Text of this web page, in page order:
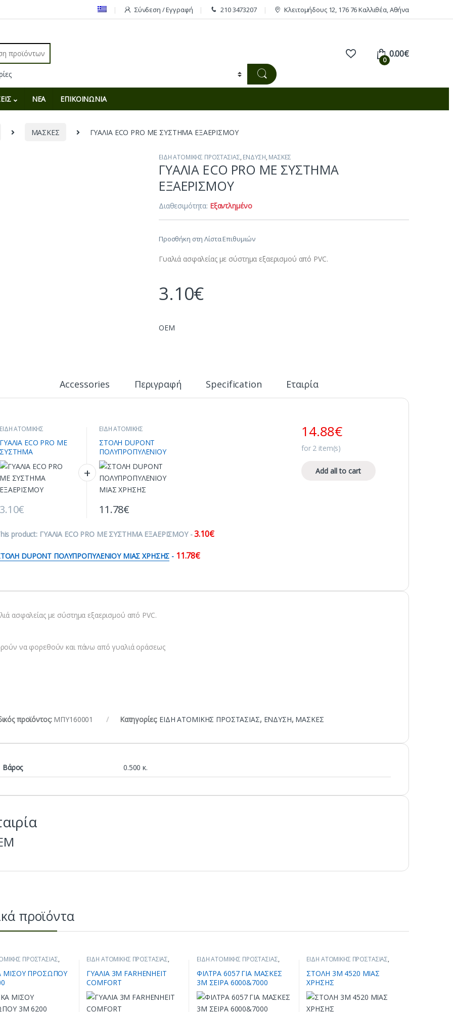
Σύνδεση / Εγγραφή 210 3473207 Κλειτομήδους 12, 176 76 Καλλιθέα, Αθήνα
0
0.00€
ΝΕΑ ΕΠΙΚΟΙΝΩΝΙΑ
ΜΑΣΚΕΣ ΓΥΑΛΙΑ ECO PRO ME ΣΥΣΤΗΜΑ ΕΞΑΕΡΙΣΜΟΥ
ΕΙΔΗ ΑΤΟΜΙΚΗΣ ΠΡΟΣΤΑΣΙΑΣ, ΕΝΔΥΣΗ, ΜΑΣΚΕΣ
ΓΥΑΛΙΑ ECO PRO ME ΣΥΣΤΗΜΑ
ΕΞΑΕΡΙΣΜΟΥ
Διαθεσιμότητα: Εξαντλημένο
Προσθήκη στη Λίστα Επιθυμιών
Γυαλιά ασφαλείας με σύστημα εξαερισμού από PVC.
3.10€
OEM
Accessories Περιγραφή Specification Εταιρία
ΕΙΔΗ ΑΤΟΜΙΚΗΣ
ΜΑΣΚΕΣ
ΓΥΑΛΙΑ ECO PRO ME
ΣΥΣΤΗΜΑ
ΕΞΑΕΡΙΣΜΟΥ
3.10€
ΕΙΔΗ ΑΤΟΜΙΚΗΣ
ΣΤΟΛΗ DUPONT
ΠΟΛΥΠΡΟΠΥΛΕΝΙΟΥ
MIAΣ ΧΡΗΣΗΣ
11.78€
product: ΓΥΑΛΙΑ ECO PRO ME ΣΥΣΤΗΜΑ ΕΞΑΕΡΙΣΜΟΥ-3.10€
DUPONT ΠΟΛΥΠΡΟΠΥΛΕΝΙΟΥ MIAΣ ΧΡΗΣΗΣ - 11.78€
14.88€
for 2 item(s)
Add all to cart
ασφαλείας με σύστημα εξαερισμού από PVC.
να φορεθούν και πάνω από γυαλιά οράσεως
προϊόντος: ΜΠΥ160001 Κατηγορίες: ΕΙΔΗ ΑΤΟΜΙΚΗΣ ΠΡΟΣΤΑΣΙΑΣ, ΕΝΔΥΣΗ, ΜΑΣΚΕΣ
Βάρος 0.500 κ.
προϊόντα
ΠΡΟΣΤΑΣΙΑΣ,
ΜΙΣΟΥ ΠΡΟΣΩΠΟΥ
ΕΙΔΗ ΑΤΟΜΙΚΗΣ ΠΡΟΣΤΑΣΙΑΣ,
ΓΥΑΛΙΑ 3Μ FARHENHEIT
COMFORT
ΣΥΣΤ.ΕΞΑΕΡΙΣΜΟΥ
ΕΙΔΗ ΑΤΟΜΙΚΗΣ ΠΡΟΣΤΑΣΙΑΣ,
ΦΙΛΤΡΑ 6057 ΓΙΑ ΜΑΣΚΕΣ
3Μ ΣΕΙΡΑ 6000&7000
(ΑΕΡΙΩΝ)
ΕΙΔΗ ΑΤΟΜΙΚΗΣ ΠΡΟΣΤΑΣΙΑΣ,
ΣΤΟΛΗ 3Μ 4520 ΜΙΑΣ
ΧΡΗΣΗΣ